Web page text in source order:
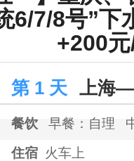
6/7/8号”下
+200
第 1 天 上海
餐饮
早餐：自理
住宿 火车上